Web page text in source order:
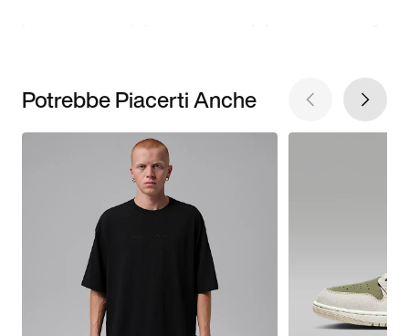
Potrebbe Piacerti Anche